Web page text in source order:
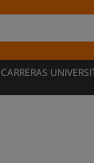
CARRERAS